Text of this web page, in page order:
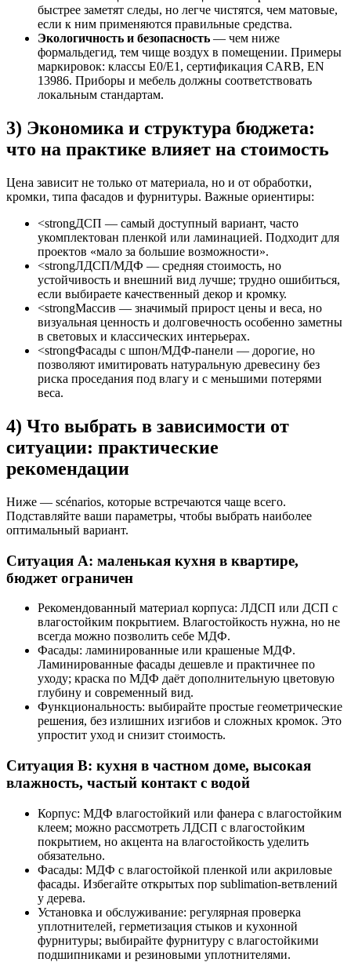
быстрее заметят следы, но легче чистятся, чем матовые,
если к ним применяются правильные средства.
Экологичность и безопасность — чем ниже
формальдегид, тем чище воздух в помещении. Примеры
маркировок: классы E0/E1, сертификация CARB, EN
13986. Приборы и мебель должны соответствовать
локальным стандартам.
3) Экономика и структура бюджета:
что на практике влияет на стоимость
Цена зависит не только от материала, но и от обработки,
кромки, типа фасадов и фурнитуры. Важные ориентиры:
<strongДСП — самый доступный вариант, часто
укомплектован пленкой или ламинацией. Подходит для
проектов «мало за большие возможности».
<strongЛДСП/МДФ — средняя стоимость, но
устойчивость и внешний вид лучше; трудно ошибиться,
если выбираете качественный декор и кромку.
<strongМассив — значимый прирост цены и веса, но
визуальная ценность и долговечность особенно заметны
в световых и классических интерьерах.
<strongФасады с шпон/МДФ-панели — дорогие, но
позволяют имитировать натуральную древесину без
риска проседания под влагу и с меньшими потерями
веса.
4) Что выбрать в зависимости от
ситуации: практические
рекомендации
Ниже — scénarios, которые встречаются чаще всего.
Подставляйте ваши параметры, чтобы выбрать наиболее
оптимальный вариант.
Ситуация A: маленькая кухня в квартире,
бюджет ограничен
Рекомендованный материал корпуса: ЛДСП или ДСП с
влагостойким покрытием. Влагостойкость нужна, но не
всегда можно позволить себе МДФ.
Фасады: ламинированные или крашеные МДФ.
Ламинированные фасады дешевле и практичнее по
уходу; краска по МДФ даёт дополнительную цветовую
глубину и современный вид.
Функциональность: выбирайте простые геометрические
решения, без излишних изгибов и сложных кромок. Это
упростит уход и снизит стоимость.
Ситуация B: кухня в частном доме, высокая
влажность, частый контакт с водой
Корпус: МДФ влагостойкий или фанера с влагостойким
клеем; можно рассмотреть ЛДСП с влагостойким
покрытием, но акцента на влагостойкость уделить
обязательно.
Фасады: МДФ с влагостойкой пленкой или акриловые
фасады. Избегайте открытых пор sublimation-ветвлений
у дерева.
Установка и обслуживание: регулярная проверка
уплотнителей, герметизация стыков и кухонной
фурнитуры; выбирайте фурнитуру с влагостойкими
подшипниками и резиновыми уплотнителями.